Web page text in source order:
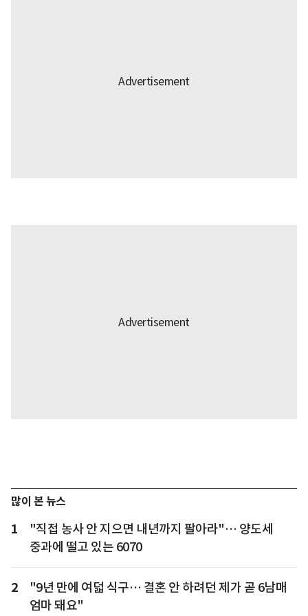
많이 본 뉴스
1
"직접 농사 안 지으면 내년까지 팔아라"… 양도세
중과에 떨고 있는 6070
2
"9년 만에 여덟 식구… 결혼 안 하려던 제가 곧 6남매
엄마 돼요"